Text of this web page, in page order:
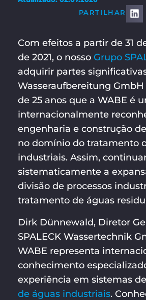
PARTILHAR
Com efeitos a partir de 31
de 2021, o nosso Grupo
adquirir partes
Wasseraufbereitung GmbH
de 25 anos que a WABE é
internacionalmente
engenharia e construção
no domínio do tratamento
industriais. Assim,
sistematicamente a
divisão de processos
tratamento de águas
Dirk Dünnewald, Diretor
SPALECK Wassertechnik
WABE representa
conhecimento
experiência em sistemas de
de águas industriais.